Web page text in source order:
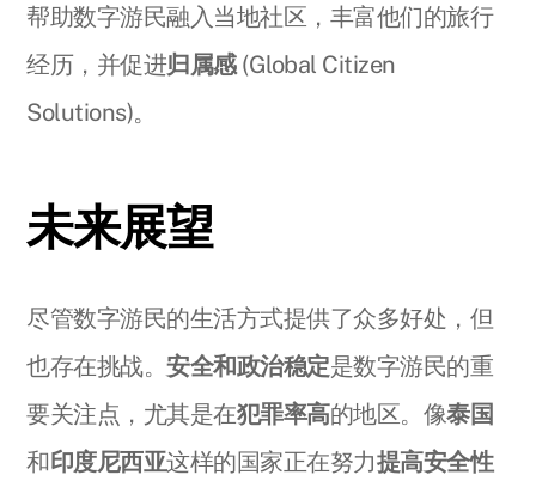
帮助数字游民融入当地社区，丰富他们的旅行
经历，并促进归属感(Global Citizen
Solutions)。
未来展望
尽管数字游民的生活方式提供了众多好处，但
也存在挑战。安全和政治稳定是数字游民的重
要关注点，尤其是在犯罪率高的地区。像泰国
和印度尼西亚这样的国家正在努力提高安全性